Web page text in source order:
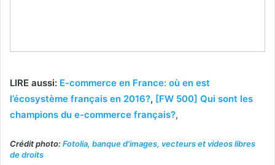
LIRE aussi: E-commerce en France: où en est
l’écosystème français en 2016?, [FW 500] Qui sont les
champions du e-commerce français?,
Crédit photo:Fotolia, banque d'images, vecteurs et videos libres
de droits